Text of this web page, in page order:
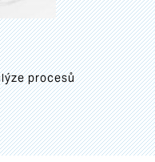
procesů